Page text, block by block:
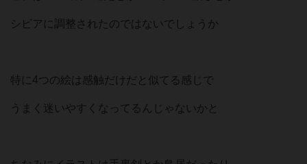
シビアに調整されたのではないでしょうか
特に4つの絵は感触だけだと似てる感じで
うまく迷いやすくなってるんじゃないかと